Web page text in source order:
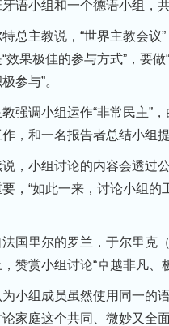
语小组和一个德语小组，
主教说，“世界主教会议”
效果极佳的参与方式”，要
参与”。
调小组运作“非常民主”，
，和一名报告者总结小组
小组讨论的内容会透过公
要，“如此一来，讨论小组
里尔的罗兰．于尔里克（
赞赏小组讨论“卓越非凡、
组成员虽然使用同一的语
论家庭这个共同、微妙又全